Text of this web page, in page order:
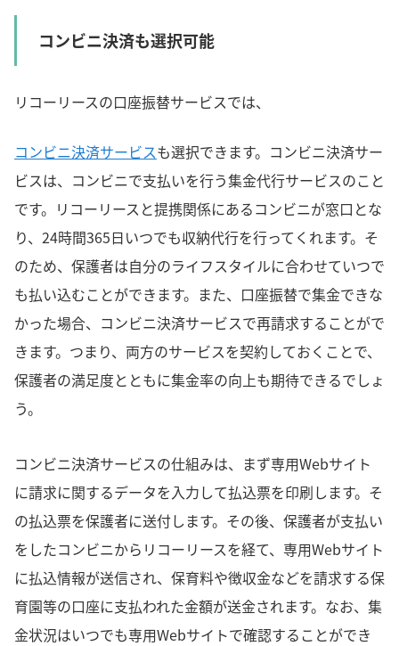
コンビニ決済も選択可能
リコーリースの口座振替サービスでは、
コンビニ決済サービスも選択できます。コンビニ決済サー
ビスは、コンビニで支払いを行う集金代行サービスのこと
です。リコーリースと提携関係にあるコンビニが窓口とな
り、24時間365日いつでも収納代行を行ってくれます。そ
のため、保護者は自分のライフスタイルに合わせていつで
も払い込むことができます。また、口座振替で集金できな
かった場合、コンビニ決済サービスで再請求することがで
きます。つまり、両方のサービスを契約しておくことで、
保護者の満足度とともに集金率の向上も期待できるでしょ
う。
コンビニ決済サービスの仕組みは、まず専用Webサイト
に請求に関するデータを入力して払込票を印刷します。そ
の払込票を保護者に送付します。その後、保護者が支払い
をしたコンビニからリコーリースを経て、専用Webサイト
に払込情報が送信され、保育料や徴収金などを請求する保
育園等の口座に支払われた金額が送金されます。なお、集
金状況はいつでも専用Webサイトで確認することができ